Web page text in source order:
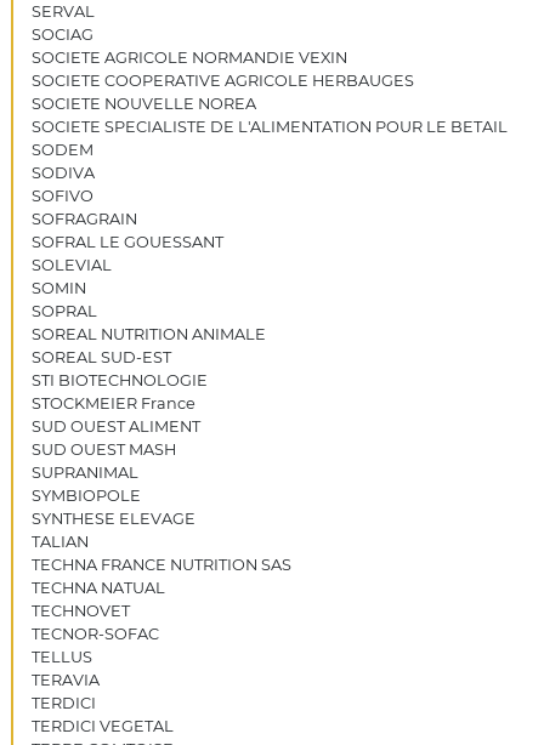
SERVAL
SOCIAG
SOCIETE AGRICOLE NORMANDIE VEXIN
SOCIETE COOPERATIVE AGRICOLE HERBAUGES
SOCIETE NOUVELLE NOREA
SOCIETE SPECIALISTE DE L'ALIMENTATION POUR LE BETAIL
SODEM
SODIVA
SOFIVO
SOFRAGRAIN
SOFRAL LE GOUESSANT
SOLEVIAL
SOMIN
SOPRAL
SOREAL NUTRITION ANIMALE
SOREAL SUD-EST
STI BIOTECHNOLOGIE
STOCKMEIER France
SUD OUEST ALIMENT
SUD OUEST MASH
SUPRANIMAL
SYMBIOPOLE
SYNTHESE ELEVAGE
TALIAN
TECHNA FRANCE NUTRITION SAS
TECHNA NATUAL
TECHNOVET
TECNOR-SOFAC
TELLUS
TERAVIA
TERDICI
TERDICI VEGETAL